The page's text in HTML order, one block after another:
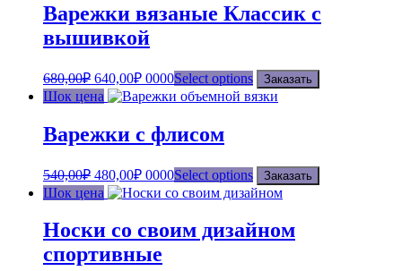
Варежки вязаные Классик с
вышивкой
680,00₽ 640,00₽ 0000Select options Заказать
Шок цена
Варежки с флисом
540,00₽ 480,00₽ 0000Select options Заказать
Шок цена
Носки со своим дизайном
спортивные